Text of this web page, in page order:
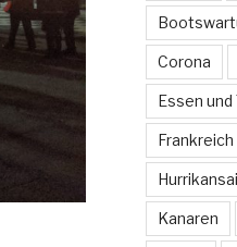
Corona
Essen und
Frankreich
Kanaren